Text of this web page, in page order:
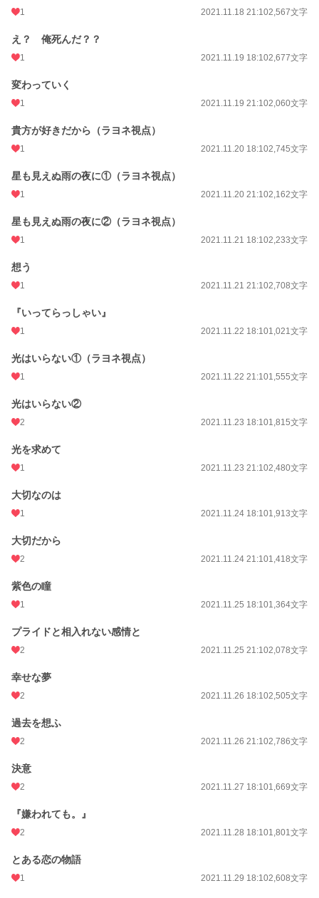
1 2021.11.18 21:102,567文字
え？ 俺死んだ？？
1 2021.11.19 18:102,677文字
変わっていく
1 2021.11.19 21:102,060文字
貴方が好きだから（ラヨネ視点）
1 2021.11.20 18:102,745文字
星も見えぬ雨の夜に①（ラヨネ視点）
1 2021.11.20 21:102,162文字
星も見えぬ雨の夜に②（ラヨネ視点）
1 2021.11.21 18:102,233文字
想う
1 2021.11.21 21:102,708文字
『いってらっしゃい』
1 2021.11.22 18:101,021文字
光はいらない①（ラヨネ視点）
1 2021.11.22 21:101,555文字
光はいらない②
2 2021.11.23 18:101,815文字
光を求めて
1 2021.11.23 21:102,480文字
大切なのは
1 2021.11.24 18:101,913文字
大切だから
2 2021.11.24 21:101,418文字
紫色の瞳
1 2021.11.25 18:101,364文字
プライドと相入れない感情と
2 2021.11.25 21:102,078文字
幸せな夢
2 2021.11.26 18:102,505文字
過去を想ふ
2 2021.11.26 21:102,786文字
決意
2 2021.11.27 18:101,669文字
『嫌われても。』
2 2021.11.28 18:101,801文字
とある恋の物語
1 2021.11.29 18:102,608文字